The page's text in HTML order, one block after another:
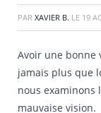
PAR XAVIER B. LE 19
Avoir une bonne
jamais plus que
nous examinons
mauvaise vision.